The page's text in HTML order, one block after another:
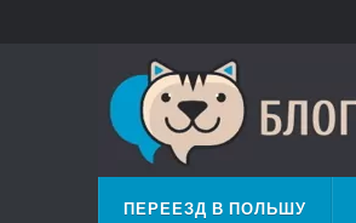
ПЕРЕЕЗД В ПОЛЬШУ